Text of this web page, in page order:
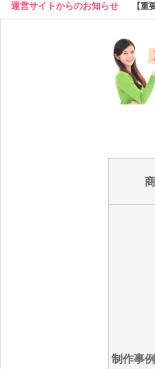
運営サイトからのお知らせ 【重
制作事